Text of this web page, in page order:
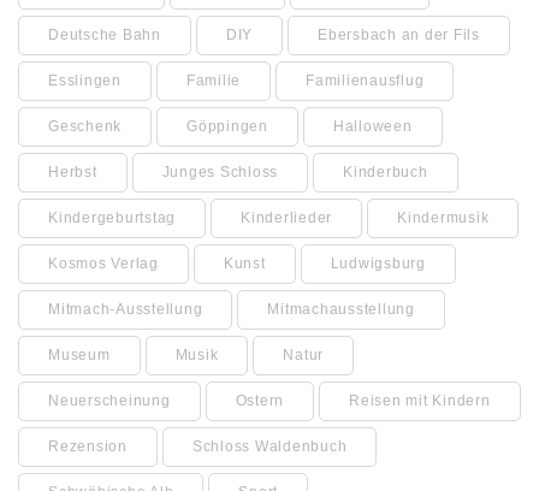
Deutsche Bahn DIY Ebersbach an der Fils
Esslingen Familie Familienausflug
Geschenk Göppingen Halloween
Herbst Junges Schloss Kinderbuch
Kindergeburtstag Kinderlieder Kindermusik
Kosmos Verlag Kunst Ludwigsburg
Mitmach-Ausstellung Mitmachausstellung
Museum Musik Natur
Neuerscheinung Ostern Reisen mit Kindern
Rezension Schloss Waldenbuch